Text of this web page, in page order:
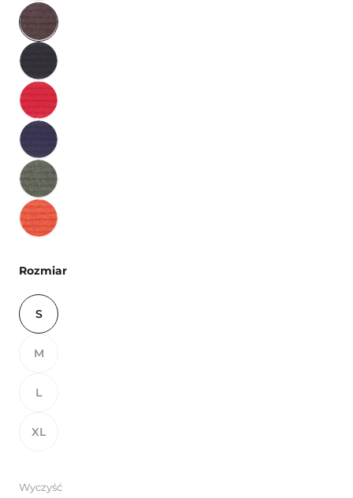
Rozmiar
S
M
L
XL
Wyczyść